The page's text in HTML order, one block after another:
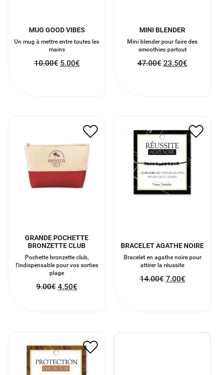
MUG GOOD VIBES
Un mug à mettre entre toutes les
mains
10.00€ 5.00€
MINI BLENDER
Mini blender pour faire des
smoothies partout
47.00€ 23.50€
GRANDE POCHETTE
BRONZETTE CLUB
Pochette bronzette club,
l'indispensable pour vos sorties
plage
9.00€ 4.50€
BRACELET AGATHE NOIRE
Bracelet en agathe noire pour
attirer la réussite
14.00€ 7.00€